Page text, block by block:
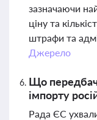
зазначаючи
ціну та
штрафи та
Джерело
Що
імпорту
Рада ЄС